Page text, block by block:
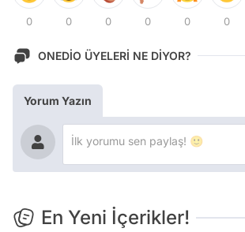
0 0 0 0 0 0
ONEDİO ÜYELERİ NE DİYOR?
Yorum Yazın
En Yeni İçerikler!